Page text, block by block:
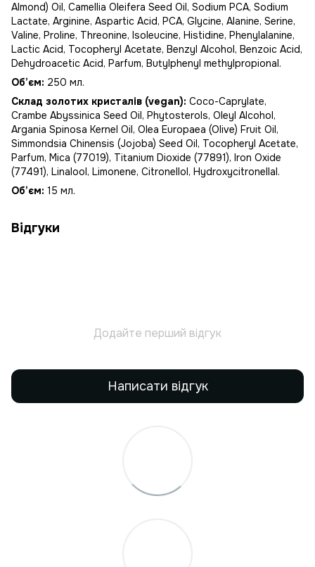
Almond) Oil, Camellia Oleifera Seed Oil, Sodium PCA, Sodium
Lactate, Arginine, Aspartic Acid, PCA, Glycine, Alanine, Serine,
Valine, Proline, Threonine, Isoleucine, Histidine, Phenylalanine,
Lactic Acid, Tocopheryl Acetate, Benzyl Alcohol, Benzoic Acid,
Dehydroacetic Acid, Parfum, Butylphenyl methylpropional.
Об’єм: 250 мл.
Склад золотих кристалів (vegan): Coco-Caprylate,
Crambe Abyssinica Seed Oil, Phytosterols, Oleyl Alcohol,
Argania Spinosa Kernel Oil, Olea Europaea (Olive) Fruit Oil,
Simmondsia Chinensis (Jojoba) Seed Oil, Tocopheryl Acetate,
Parfum, Mica (77019), Titanium Dioxide (77891), Iron Oxide
(77491), Linalool, Limonene, Citronellol, Hydroxycitronellal.
Об’єм: 15 мл.
Відгуки
Додайте перший відгук
Написати відгук